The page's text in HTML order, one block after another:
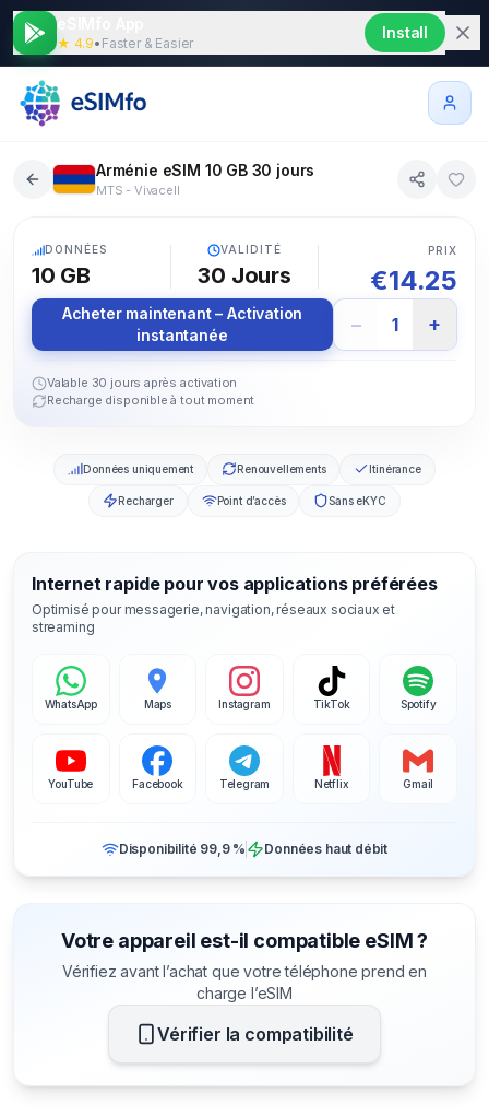
★ 4.9• Faster & Easier
Install
Arménie eSIM 10 GB 30 jours
MTS - Vivacell
DONNÉES
10 GB
VALIDITÉ
30 Jours
PRIX
€14.25
Acheter maintenant – Activation
instantanée
− 1 +
Valable 30 jours après activation
Recharge disponible à tout moment
Données uniquement Renouvellements Itinérance
Recharger Point d’accès Sans eKYC
Internet rapide pour vos applications préférées
Optimisé pour messagerie, navigation, réseaux sociaux et
streaming
WhatsApp Maps Instagram TikTok Spotify
YouTube Facebook Telegram Netflix Gmail
Disponibilité 99,9 % Données haut débit
Votre appareil est-il compatible eSIM ?
Vérifiez avant l’achat que votre téléphone prend en
charge l’eSIM
Vérifier la compatibilité